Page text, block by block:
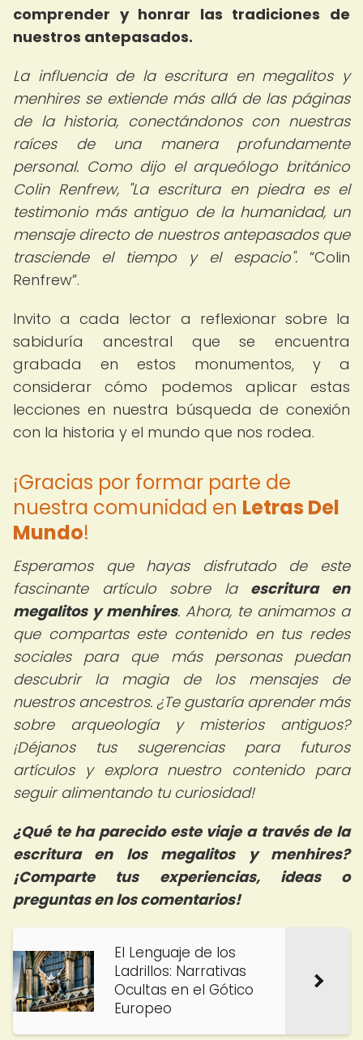
comprender y honrar las tradiciones de
nuestros antepasados.
La influencia de la escritura en megalitos y
menhires se extiende más allá de las páginas
de la historia, conectándonos con nuestras
raíces de una manera profundamente
personal. Como dijo el arqueólogo británico
Colin Renfrew, "La escritura en piedra es el
testimonio más antiguo de la humanidad, un
mensaje directo de nuestros antepasados que
trasciende el tiempo y el espacio".
Colin
Renfrew .
Invito a cada lector a reflexionar sobre la
sabiduría ancestral que se encuentra
grabada en estos monumentos, y a
considerar cómo podemos aplicar estas
lecciones en nuestra búsqueda de conexión
con la historia y el mundo que nos rodea.
¡Gracias por formar parte de
nuestra comunidad en Letras Del
Mundo!
Esperamos que hayas disfrutado de este
fascinante artículo sobre la escritura en
megalitos y menhires. Ahora, te animamos a
que compartas este contenido en tus redes
sociales para que más personas puedan
descubrir la magia de los mensajes de
nuestros ancestros. ¿Te gustaría aprender más
sobre arqueología y misterios antiguos?
¡Déjanos tus sugerencias para futuros
artículos y explora nuestro contenido para
seguir alimentando tu curiosidad!
¿Qué te ha parecido este viaje a través de la
escritura en los megalitos y menhires?
¡Comparte tus experiencias, ideas o
preguntas en los comentarios!
El Lenguaje de los
Ladrillos: Narrativas
Ocultas en el Gótico
Europeo